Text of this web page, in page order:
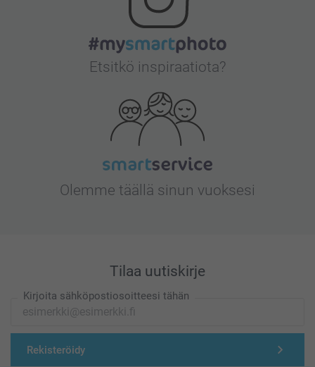
Etsitkö inspiraatiota?
Olemme täällä sinun vuoksesi
Tilaa uutiskirje
Kirjoita sähköpostiosoitteesi tähän
Rekisteröidy